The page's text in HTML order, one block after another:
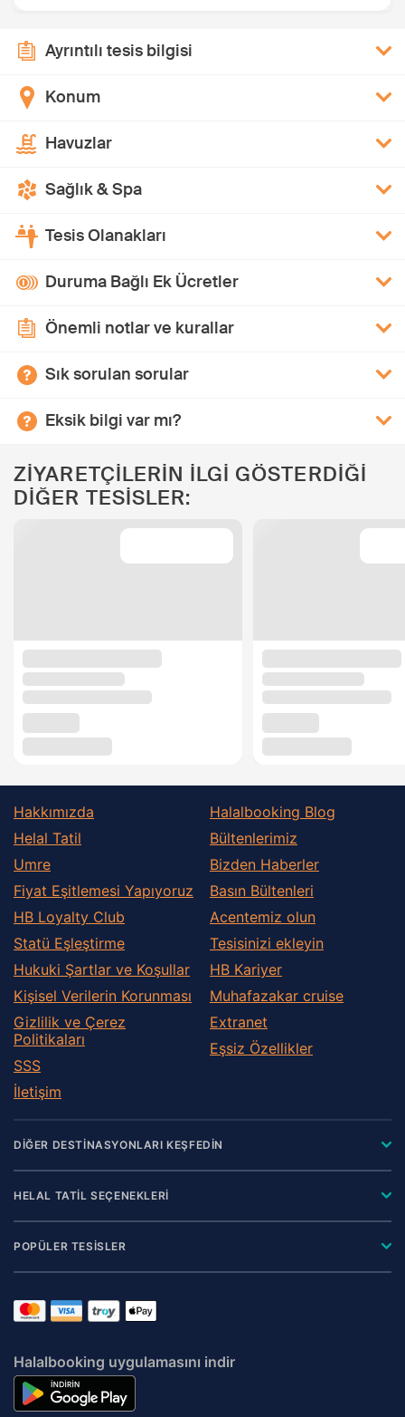
Ayrıntılı tesis bilgisi
Konum
Havuzlar
Sağlık & Spa
Tesis Olanakları
Duruma Bağlı Ek Ücretler
Önemli notlar ve kurallar
Sık sorulan sorular
Eksik bilgi var mı?
ZİYARETÇİLERİN İLGİ GÖSTERDİĞİ
DİĞER TESİSLER:
Hakkımızda
Helal Tatil
Umre
Fiyat Eşitlemesi Yapıyoruz
HB Loyalty Club
Statü Eşleştirme
Hukuki Şartlar ve Koşullar
Kişisel Verilerin Korunması
Gizlilik ve Çerez
Politikaları
SSS
İletişim
Halalbooking Blog
Bültenlerimiz
Bizden Haberler
Basın Bültenleri
Acentemiz olun
Tesisinizi ekleyin
HB Kariyer
Muhafazakar сruise
Extranet
Eşsiz Özellikler
DİĞER DESTİNASYONLARI KEŞFEDİN
HELAL TATİL SEÇENEKLERİ
POPÜLER TESİSLER
Halalbooking uygulamasını indir